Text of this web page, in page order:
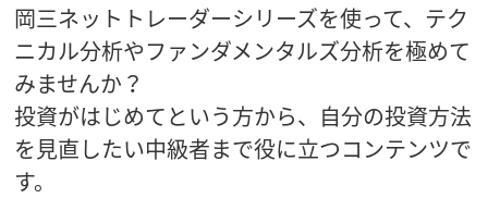
く
岡三ネットトレーダーシリーズを使って、テク
ニカル分析やファンダメンタルズ分析を極めて
みませんか？
投資がはじめてという方から、自分の投資方法
を見直したい中級者まで役に立つコンテンツで
す。